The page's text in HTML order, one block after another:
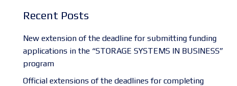
Recent Posts
New extension of the deadline for submitting funding
applications in the “STORAGE SYSTEMS IN BUSINESS”
program
Official extensions of the deadlines for completing